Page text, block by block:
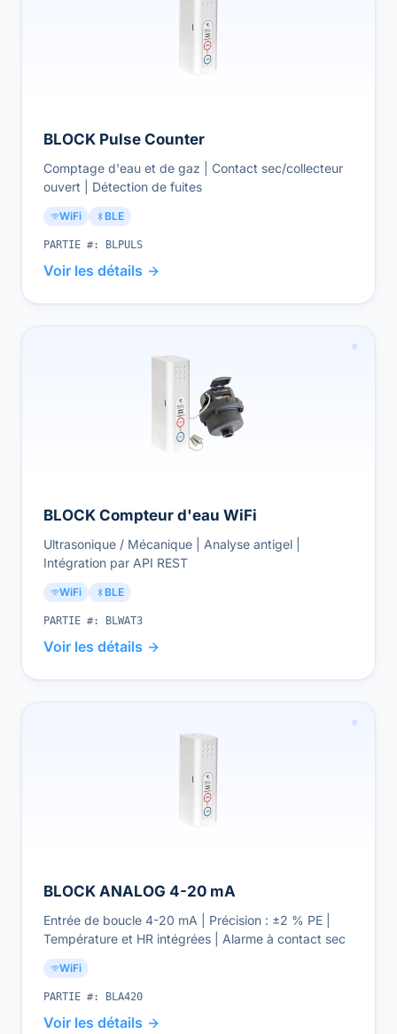
BLOCK Pulse Counter
Comptage d'eau et de gaz | Contact sec/collecteur
ouvert | Détection de fuites
WiFi BLE
PARTIE #: BLPULS
Voir les détails
BLOCK Compteur d'eau WiFi
Ultrasonique / Mécanique | Analyse antigel |
Intégration par API REST
WiFi BLE
PARTIE #: BLWAT3
Voir les détails
BLOCK ANALOG 4-20 mA
Entrée de boucle 4-20 mA | Précision : ±2 % PE |
Température et HR intégrées | Alarme à contact sec
WiFi
PARTIE #: BLA420
Voir les détails